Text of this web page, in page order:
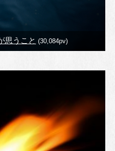
思うこと (30,084pv)